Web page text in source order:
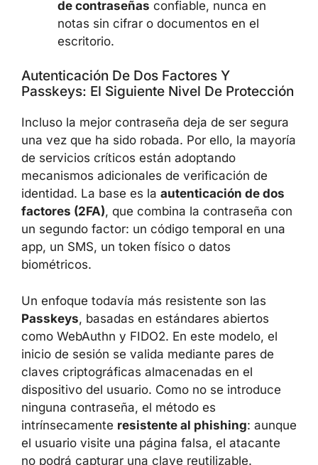
no emplear secuencias triviales como
“12345”, “qwerty” ni palabras
extremadamente comunes;
gestor de contraseñasconfiable,
nunca en notas sin cifrar o documentos
Autenticación De Dos Factores Y
Passkeys: El Siguiente Nivel De
Protección
Incluso la mejor contraseña deja de ser
segura una vez que ha sido robada. Por ello,
la mayoría de servicios críticos están
adoptando mecanismos adicionales de
autenticación de dos factores (2FA), que
combina la contraseña con un segundo
factor: un código temporal en una app, un
SMS, un token físico o datos biométricos.
Un enfoque todavía más resistente son las
Passkeys, basadas en estándares abiertos
como WebAuthn y FIDO2. En este modelo, el
inicio de sesión se valida mediante pares de
claves criptográficas almacenadas en el